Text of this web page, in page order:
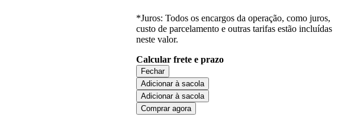
*Juros: Todos os encargos da operação, como juros,
custo de parcelamento e outras tarifas estão incluídas
neste valor.
Calcular frete e prazo
Fechar
Adicionar à sacola
Adicionar à sacola
Comprar agora